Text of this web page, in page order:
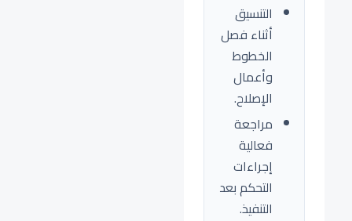
التنسيق
أثناء فصل
الخطوط
وأعمال
الإصلاح.
مراجعة
فعالية
إجراءات
التحكم بعد
التنفيذ.